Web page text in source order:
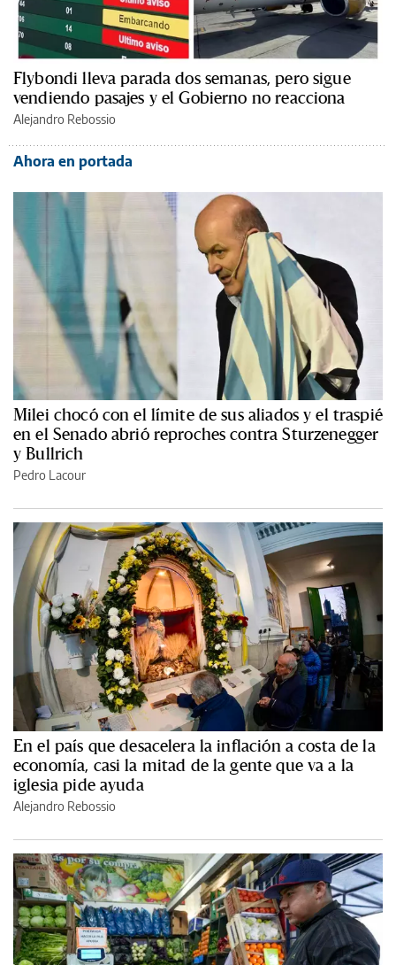
Flybondi lleva parada dos semanas, pero sigue
vendiendo pasajes y el Gobierno no reacciona
Alejandro Rebossio
Ahora en portada
Milei chocó con el límite de sus aliados y el traspié
en el Senado abrió reproches contra Sturzenegger
y Bullrich
Pedro Lacour
En el país que desacelera la inflación a costa de la
economía, casi la mitad de la gente que va a la
iglesia pide ayuda
Alejandro Rebossio